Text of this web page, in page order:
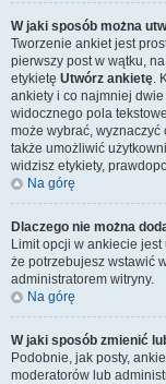
W jaki sposób można
Tworzenie ankiet jest
pierwszy post w wątku,
etykietę Utwórz ankietę.
ankiety i co najmniej
widocznego pola
może wybrać,
także umożliwić
widzisz etykiety,
Na górę
Dlaczego nie można
Limit opcji w ankiecie
że potrzebujesz wstawić
administratorem witryny.
Na górę
W jaki sposób zmienić
Podobnie, jak posty,
moderatorów lub